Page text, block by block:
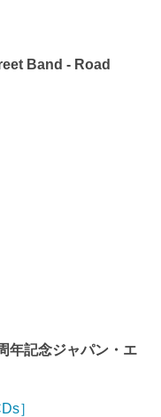
Band - Road
年記念ジャパン・エ
］